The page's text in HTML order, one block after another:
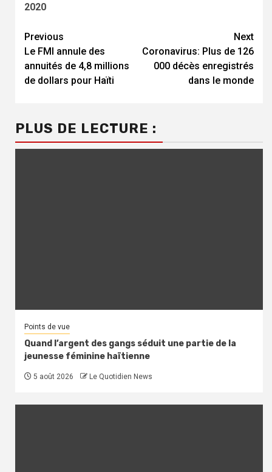
2020
Continue
Reading
Previous
Le FMI annule des
annuités de 4,8 millions
de dollars pour Haïti
Next
Coronavirus: Plus de 126
000 décès enregistrés
dans le monde
PLUS DE LECTURE :
Points de vue
Quand l’argent des gangs séduit une partie de la
jeunesse féminine haïtienne
5 août 2026 Le Quotidien News